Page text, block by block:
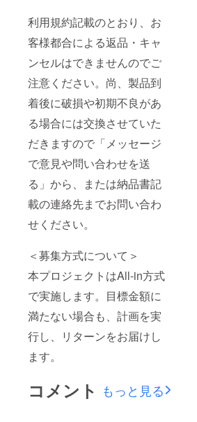
利用規約記載のとおり、お
客様都合による返品・キャ
ンセルはできませんのでご
注意ください。尚、製品到
着後に破損や初期不良があ
る場合には交換させていた
だきますので「メッセージ
で意見や問い合わせを送
る」から、または納品書記
載の連絡先までお問い合わ
せください。
＜募集方式について＞
本プロジェクトはAll-in方式
で実施します。目標金額に
満たない場合も、計画を実
行し、リターンをお届けし
ます。
コメント もっと見る